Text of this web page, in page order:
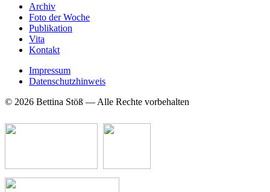
Archiv
Foto der Woche
Publikation
Vita
Kontakt
Impressum
Datenschutzhinweis
© 2026 Bettina Stöß — Alle Rechte vorbehalten